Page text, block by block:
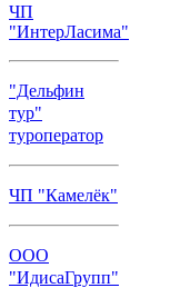
ЧП
"ИнтерЛасима"
"Дельфин
тур"
туроператор
ЧП "Камелёк"
ООО
"ИдисаГрупп"